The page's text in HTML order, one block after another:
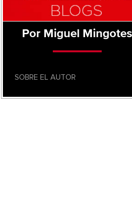
Por Miguel Mingotes
SOBRE EL AUTOR